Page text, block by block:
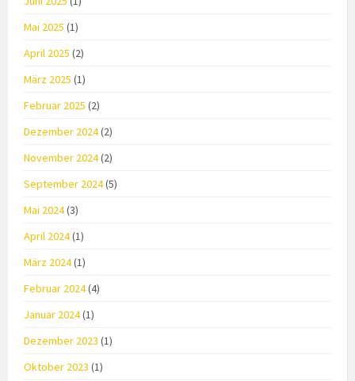
Mai 2025 (1)
April 2025 (2)
März 2025 (1)
Februar 2025 (2)
Dezember 2024(2)
November 2024(2)
September 2024(5)
Mai 2024(3)
April 2024(1)
März 2024(1)
Februar 2024(4)
Januar 2024(1)
Dezember 2023 (1)
Oktober 2023 (1)